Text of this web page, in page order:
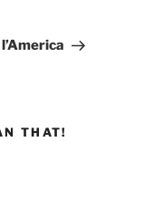
THAT!